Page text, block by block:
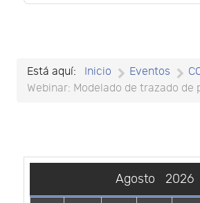
Está aquí: Inicio Eventos
Webinar: Modelado de trazado de
Agosto 2026